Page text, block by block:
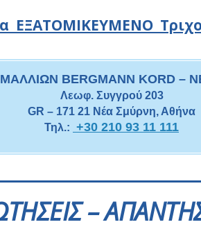
ΕΞΑΤΟΜΙΚΕΥΜΕΝΟ
BERGMANN KORD –
Λεωφ. Συγγρού 203
GR – 171 21 Νέα Σμύρνη, Αθήνα
Τηλ.: +30 210 93 11 111
–